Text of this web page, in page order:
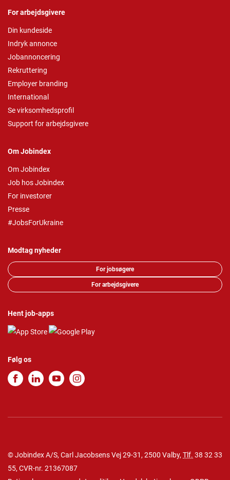
For arbejdsgivere
Din kundeside
Indryk annonce
Jobannoncering
Rekruttering
Employer branding
International
Se virksomhedsprofil
Support for arbejdsgivere
Om Jobindex
Om Jobindex
Job hos Jobindex
For investorer
Presse
#JobsForUkraine
Modtag nyheder
For jobsøgere
For arbejdsgivere
Hent job-apps
Følg os
© Jobindex A/S, Carl Jacobsens Vej 29-31, 2500 Valby, Tlf. 38 32 33
55, CVR-nr. 21367087